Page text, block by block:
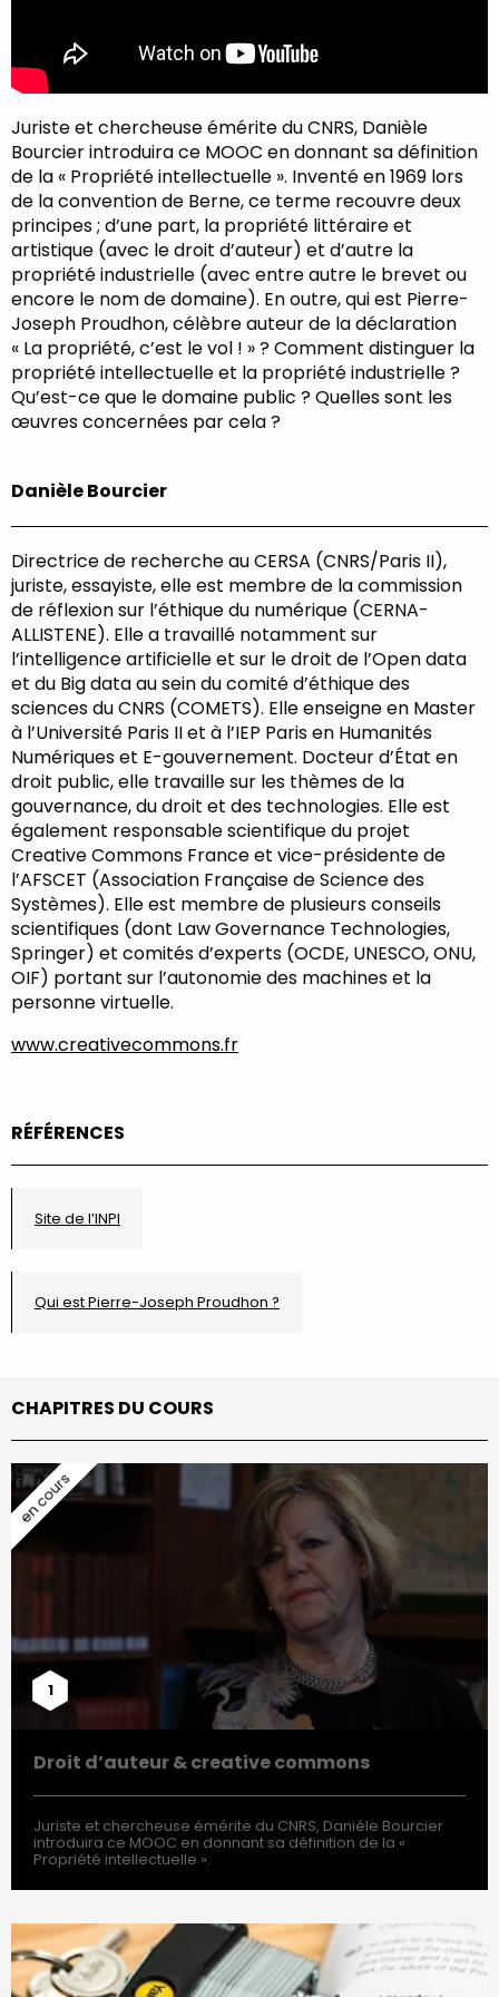
Juriste et chercheuse émérite du CNRS, Danièle
Bourcier introduira ce MOOC en donnant sa définition
de la « Propriété intellectuelle ». Inventé en 1969 lors
de la convention de Berne, ce terme recouvre deux
principes ; d’une part, la propriété littéraire et
artistique (avec le droit d’auteur) et d’autre la
propriété industrielle (avec entre autre le brevet ou
encore le nom de domaine). En outre, qui est Pierre-
Joseph Proudhon, célèbre auteur de la déclaration
« La propriété, c’est le vol ! » ? Comment distinguer la
propriété intellectuelle et la propriété industrielle ?
Qu’est-ce que le domaine public ? Quelles sont les
œuvres concernées par cela ?
Danièle Bourcier
Directrice de recherche au CERSA (CNRS/Paris II),
juriste, essayiste, elle est membre de la commission
de réflexion sur l’éthique du numérique (CERNA-
ALLISTENE). Elle a travaillé notamment sur
l’intelligence artificielle et sur le droit de l’Open data
et du Big data au sein du comité d’éthique des
sciences du CNRS (COMETS). Elle enseigne en Master
à l’Université Paris II et à l’IEP Paris en Humanités
Numériques et E-gouvernement. Docteur d’État en
droit public, elle travaille sur les thèmes de la
gouvernance, du droit et des technologies. Elle est
également responsable scientifique du projet
Creative Commons France et vice-présidente de
l’AFSCET (Association Française de Science des
Systèmes). Elle est membre de plusieurs conseils
scientifiques (dont Law Governance Technologies,
Springer) et comités d’experts (OCDE, UNESCO, ONU,
OIF) portant sur l’autonomie des machines et la
personne virtuelle.
www.creativecommons.fr
RÉFÉRENCES
Site de l’INPI
Qui est Pierre-Joseph Proudhon ?
CHAPITRES DU COURS
1
Droit d’auteur & creative commons
Juriste et chercheuse émérite du CNRS, Danièle Bourcier
introduira ce MOOC en donnant sa définition de la «
Propriété intellectuelle ».